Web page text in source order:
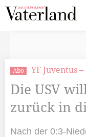
Abo YF Juventus
Die USV
zurück in
Nach der 0:3-